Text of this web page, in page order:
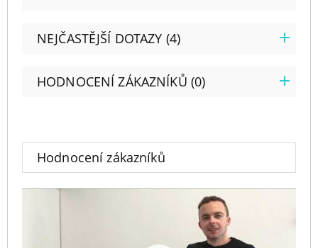
Hodnocení zákazníků
NEJČASTĚJŠÍ DOTAZY (4)
HODNOCENÍ ZÁKAZNÍKŮ (0)